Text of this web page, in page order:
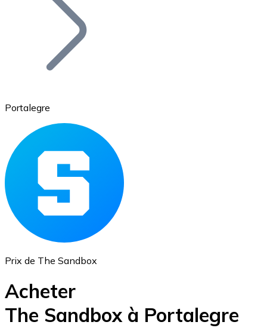
Ethereum
ETH
Portalegre
Prix de The Sandbox
Acheter
The Sandbox à Portalegre